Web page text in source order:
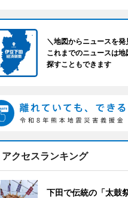
＼地図からニュースを発
これまでのニュースは地
探すこともできます
アクセスランキング
下田で伝統の「太鼓